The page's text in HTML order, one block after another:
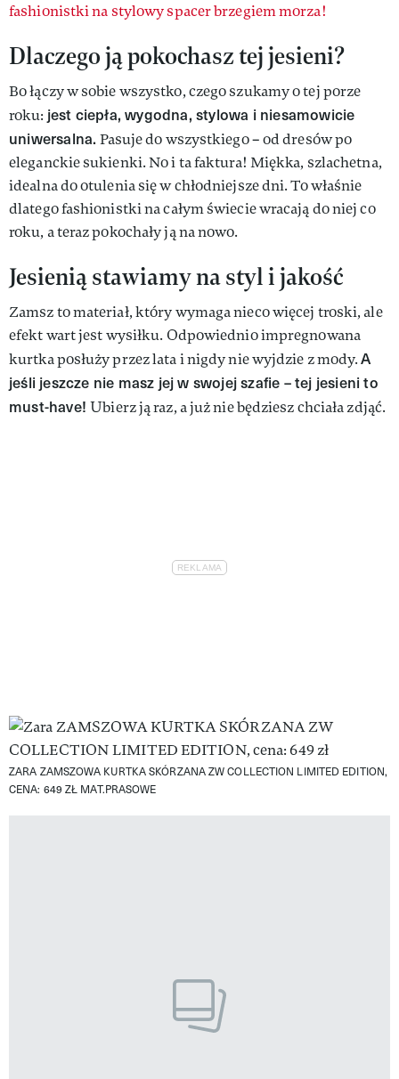
fashionistki na stylowy spacer brzegiem morza!
Dlaczego ją pokochasz tej jesieni?
Bo łączy w sobie wszystko, czego szukamy o tej porze
roku: jest ciepła, wygodna, stylowa i niesamowicie
uniwersalna. Pasuje do wszystkiego – od dresów po
eleganckie sukienki. No i ta faktura! Miękka, szlachetna,
idealna do otulenia się w chłodniejsze dni. To właśnie
dlatego fashionistki na całym świecie wracają do niej co
roku, a teraz pokochały ją na nowo.
Jesienią stawiamy na styl i jakość
Zamsz to materiał, który wymaga nieco więcej troski, ale
efekt wart jest wysiłku. Odpowiednio impregnowana
kurtka posłuży przez lata i nigdy nie wyjdzie z mody.A
jeśli jeszcze nie masz jej w swojej szafie – tej jesieni to
must-have!Ubierz ją raz, a już nie będziesz chciała zdjąć.
ZARA ZAMSZOWA KURTKA SKÓRZANA ZW COLLECTION LIMITED EDITION,
CENA: 649 ZŁ MAT.PRASOWE